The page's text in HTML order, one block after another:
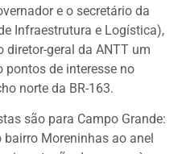
e o secretário da
Infraestrutura e Logística),
diretor-geral da ANTT um
de interesse no
norte da BR-163.
são para Campo Grande:
Moreninhas ao anel